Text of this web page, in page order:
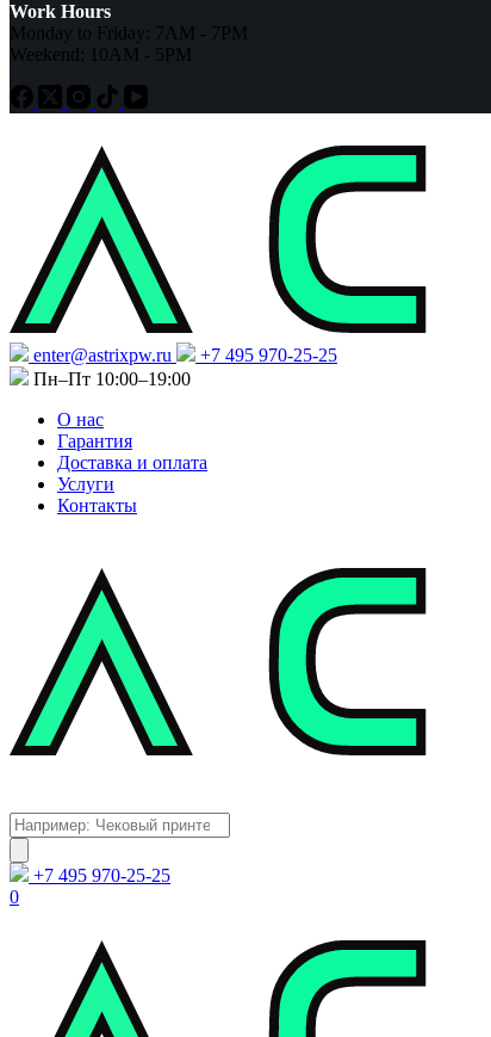
Work Hours
Monday to Friday: 7AM - 7PM
Weekend: 10AM - 5PM
enter@astrixpw.ru
+7 495 970-25-25
Пн–Пт 10:00–19:00
О нас
Гарантия
Доставка и оплата
Услуги
Контакты
Поиск
товаров
+7 495 970-25-25
0